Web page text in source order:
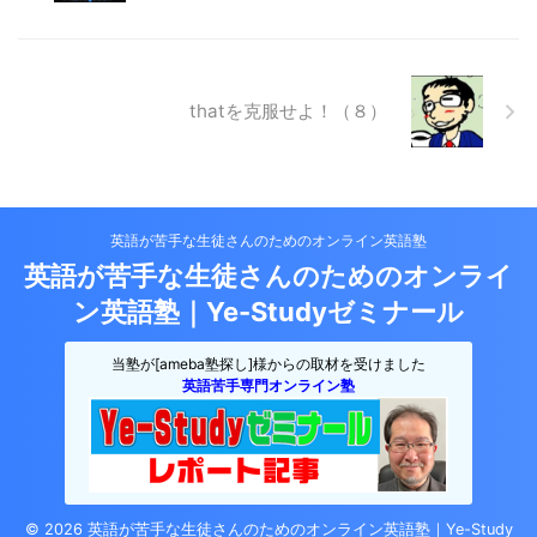
thatを克服せよ！（８）
英語が苦手な生徒さんのためのオンライン英語塾
英語が苦手な生徒さんのためのオンライ
ン英語塾｜Ye-Studyゼミナール
当塾が[ameba塾探し]様からの取材を受けました
英語苦手専門オンライン塾
© 2026 英語が苦手な生徒さんのためのオンライン英語塾｜Ye-Study